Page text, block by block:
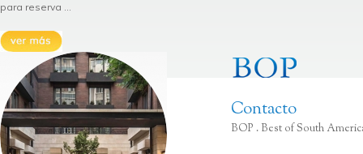
para reserva ...
Contacto
BOP . Best of South